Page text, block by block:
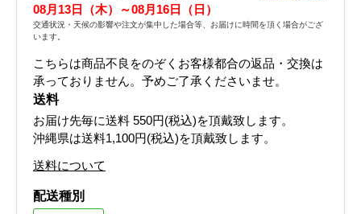
08月13日（木）～08月16日（日）
交通状況・天候の影響や注文が集中した場合等、お届けに時間を頂く場合がござ
います。
こちらは商品不良をのぞくお客様都合の返品・交換は
承っておりません。予めご了承くださいませ。
送料
お届け先毎に送料 550円(税込)を頂戴致します。
沖縄県は送料1,100円(税込)を頂戴致します。
送料について
配送種別